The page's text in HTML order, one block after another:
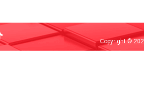
Copyright ©